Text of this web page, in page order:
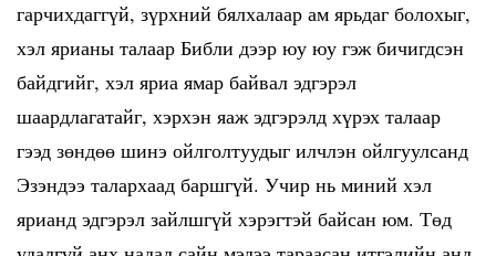
гарчихдаггүй, зүрхний бялхалаар ам ярьдаг болохыг,
хэл ярианы талаар Библи дээр юу юу гэж бичигдсэн
байдгийг, хэл яриа ямар байвал эдгэрэл
шаардлагатайг, хэрхэн яаж эдгэрэлд хүрэх талаар
гээд зөндөө шинэ ойлголтуудыг илчлэн ойлгуулсанд
Эзэндээ талархаад баршгүй. Учир нь миний хэл
ярианд эдгэрэл зайлшгүй хэрэгтэй байсан юм. Төд